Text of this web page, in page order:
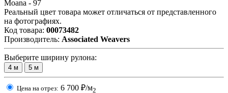
Реальный цвет товара может отличаться от представленного
на фотографиях.
Код товара: 00073482
Производитель: Associated Weavers
Выберите ширину рулона:
4 м 5 м
Цена на отрез: 6 700 ₽/м2